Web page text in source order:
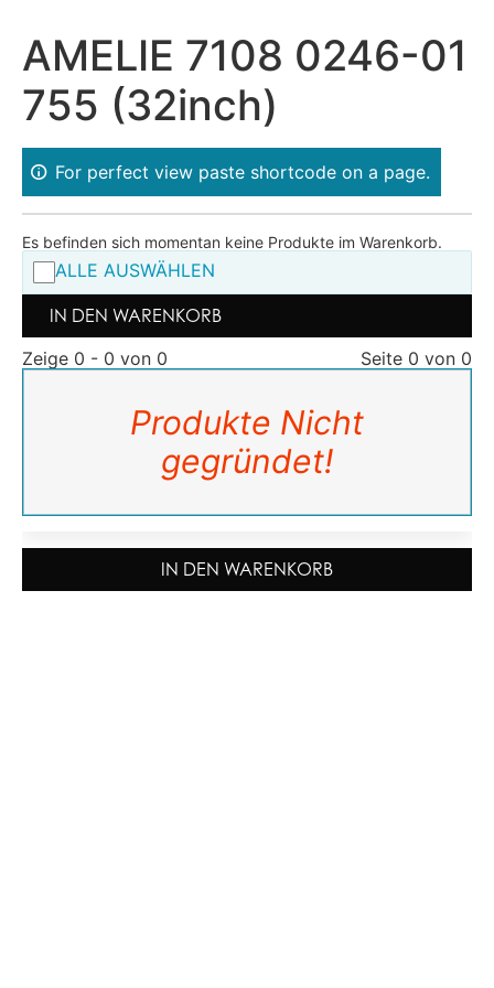
AMELIE 7108 0246-01
755 (32inch)
For perfect view paste shortcode on a page.
Es befinden sich momentan keine Produkte im Warenkorb.
ALLE AUSWÄHLEN
IN DEN WARENKORB
Zeige 0 - 0 von 0
Seite 0 von 0
Produkte Nicht
gegründet!
IN DEN WARENKORB